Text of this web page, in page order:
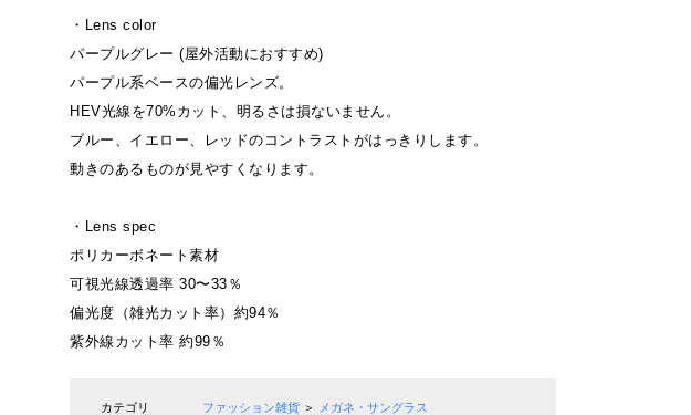
・Lens color
パープルグレー (屋外活動におすすめ)
パープル系ベースの偏光レンズ。
HEV光線を70%カット、明るさは損ないません。
ブルー、イエロー、レッドのコントラストがはっきりします。
動きのあるものが見やすくなります。
・Lens spec
ポリカーボネート素材
可視光線透過率 30〜33％
偏光度（雑光カット率）約94％
紫外線カット率 約99％
カテゴリ ファッション雑貨 ＞ メガネ・サングラス